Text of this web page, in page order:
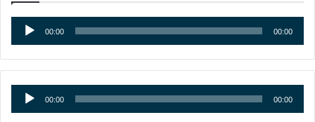
Аудиоплеер
00:00 00:00
Аудиоплеер
00:00 00:00